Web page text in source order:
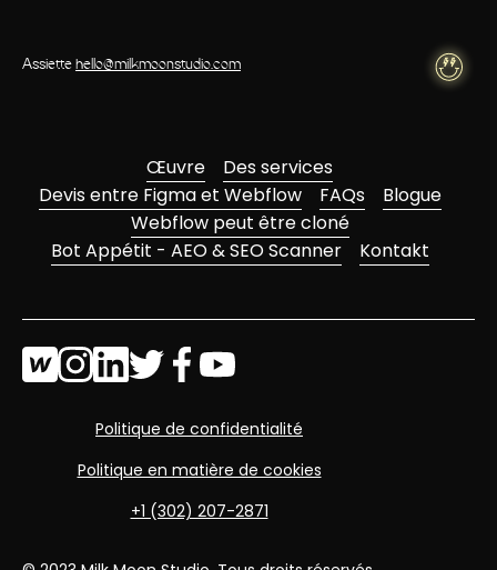
Assiettehello@milkmoonstudio.com
Œuvre
Des services
Devis entre Figma et Webflow
FAQs
Blogue
Webflow peut être cloné
Bot Appétit - AEO & SEO Scanner
Kontakt
Politique de confidentialité
Politique en matière de cookies
+1 (302) 207-2871